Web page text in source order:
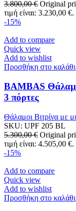
3.800,00€ Original
τιμή είναι: 3.230,00 €.
-15%
Add to compare
Quick view
Add to wishlist
Προσθήκη στο καλάθι
BAMBAS
3 πόρτες
Θάλαμοι Βιτρίνα με
SKU: UPF 205 BL
5.300,00€ Original
τιμή είναι: 4.505,00 €.
-15%
Add to compare
Quick view
Add to wishlist
Προσθήκη στο καλάθι